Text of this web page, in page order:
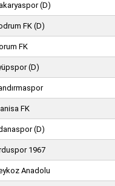
(D)
FK (D)
FK
(D)
FK
(D)
1967
Anadolu